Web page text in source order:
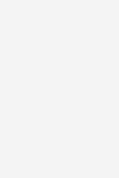
g/km; CO₂-Klasse: A.
kombiniert: 0 g/km;